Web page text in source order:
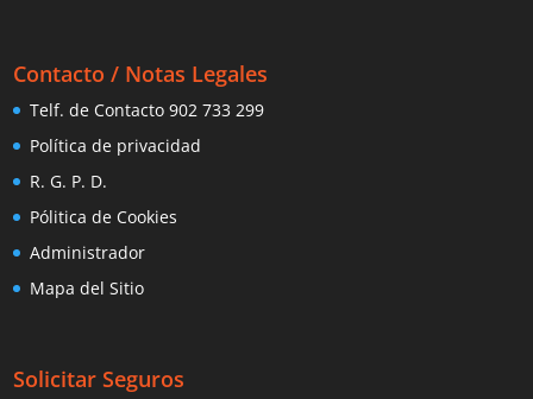
Contacto / Notas Legales
Telf. de Contacto 902 733 299
Política de privacidad
R. G. P. D.
Pólitica de Cookies
Administrador
Mapa del Sitio
Solicitar Seguros